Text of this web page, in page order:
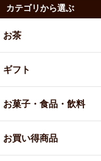
カテゴリから選ぶ
お茶
ギフト
お菓子・食品・飲料
お買い得商品